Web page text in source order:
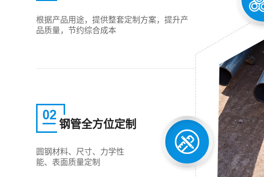
根据产品用途，提供整套定制方案，提升产
品质量，节约综合成本
钢管全方位定制
圆钢材料、尺寸、力学性
能、表面质量定制